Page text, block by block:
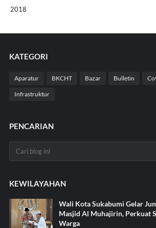
2018
KATEGORI
Aparatur BKCHT Bazar Bulletin
Infrastruktur
PENCARIAN
KEWILAYAHAN
Wali Kota Sukabumi Gelar
Masjid Al Muhajirin, Perkuat
Warga